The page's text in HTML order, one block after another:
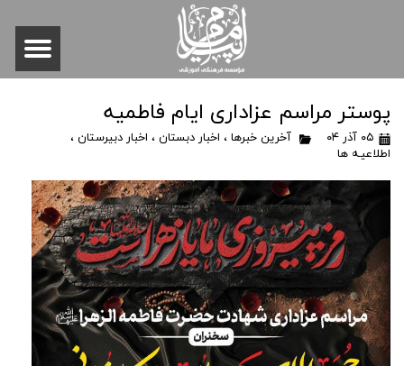
پوستر مراسم عزاداری ایام فاطمیه
۰۵ آذر ۰۴ آخرین خبرها ، اخبار دبستان ، اخبار دبیرستان ،
اطلاعیـه ها